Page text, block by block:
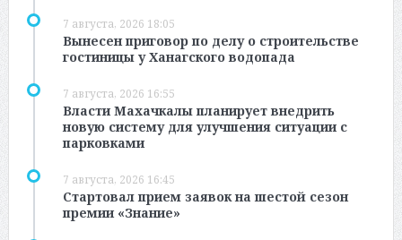
7 августа, 2026 18:05
Вынесен приговор по делу о строительстве
гостиницы у Ханагского водопада
7 августа, 2026 16:55
Власти Махачкалы планирует внедрить
новую систему для улучшения ситуации с
парковками
7 августа, 2026 16:45
Стартовал прием заявок на шестой сезон
премии «Знание»